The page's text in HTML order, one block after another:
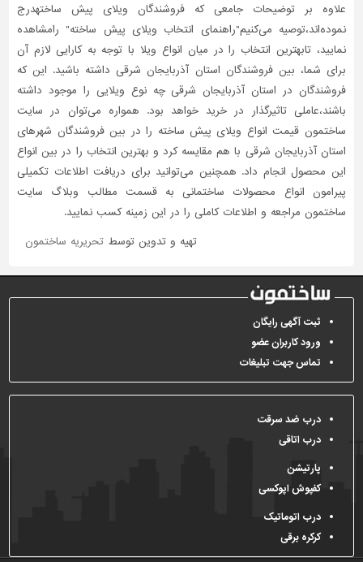
علاوه بر توضیحات جامعی که فروشندگان ویلای پیش ساختهدرج
نموده‌اند،توصیه می‌کنیم"راهنمای انتخاب ویلای پیش ساخته" رامشاهده
نمایید، تابهترین انتخاب را در میان انواع ویلا با توجه به کارایی لازم آن
برای شما، بین فروشندگان استان آذربایجان شرقی داشته باشید. این که
فروشندگان در استان آذربایجان شرقی چه نوع ویلایی را موجود داشته
باشند،عاملی تاثیر‌گذار در خرید خواهد بود. همواره می‌توان در سایت
ساختمون قیمت انواع ویلای پیش ساخته را در بین فروشندگان شهرهای
استان آذربایجان شرقی با هم مقایسه کرد و بهترین انتخاب را در بین انواع
این محصول انجام داد. همچنین می‌توانید برای دریافت اطلاعات تکمیلی
پیرامون انواع محصولات ساختمانی به قسمت مطالب وبلاگ سایت
ساختمون مراجعه و اطلاعات کاملی را در این زمینه کسب نمایید.
تهیه و تدوین توسط تحریریه ساختمون
ثبت آگهی رایگان
ورود کاربران عضو
تماس جهت تبلیغات
درب ضد سرقت
درب اتاقی
پارتیشن
کفپوش اپوکسی
درب اتوماتیک
کرکره برقی